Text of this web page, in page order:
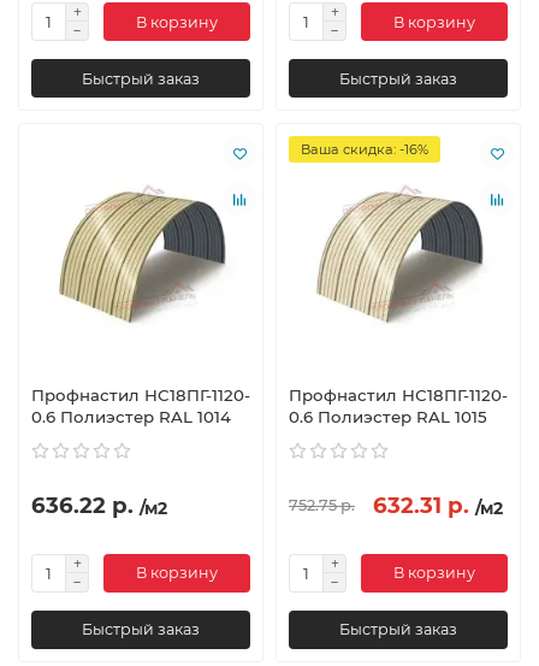
В корзину
Быстрый заказ
В корзину
Быстрый заказ
Профнастил НС18ПГ-1120-
0.6 Полиэстер RAL 1014
636.22 р. /м2
В корзину
Быстрый заказ
Ваша скидка: -16%
Профнастил НС18ПГ-1120-
0.6 Полиэстер RAL 1015
752.75 р. 632.31 р. /м2
В корзину
Быстрый заказ